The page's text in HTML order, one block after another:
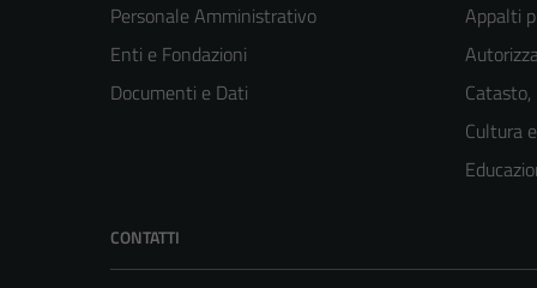
Personale Amministrativo
Enti e Fondazioni
Documenti e Dati
Appalti
Catasto,
Cultura
CONTATTI